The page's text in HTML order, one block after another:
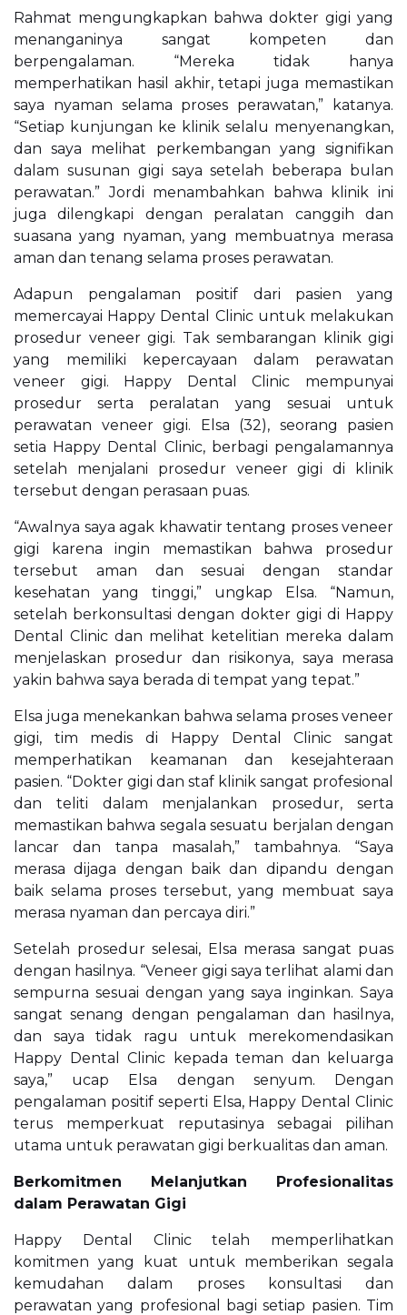
Rahmat mengungkapkan bahwa dokter gigi yang
menanganinya sangat kompeten dan
berpengalaman. “Mereka tidak hanya
memperhatikan hasil akhir, tetapi juga memastikan
saya nyaman selama proses perawatan,” katanya.
“Setiap kunjungan ke klinik selalu menyenangkan,
dan saya melihat perkembangan yang signifikan
dalam susunan gigi saya setelah beberapa bulan
perawatan.” Jordi menambahkan bahwa klinik ini
juga dilengkapi dengan peralatan canggih dan
suasana yang nyaman, yang membuatnya merasa
aman dan tenang selama proses perawatan.
Adapun pengalaman positif dari pasien yang
memercayai Happy Dental Clinic untuk melakukan
prosedur veneer gigi. Tak sembarangan klinik gigi
yang memiliki kepercayaan dalam perawatan
veneer gigi. Happy Dental Clinic mempunyai
prosedur serta peralatan yang sesuai untuk
perawatan veneer gigi. Elsa (32), seorang pasien
setia Happy Dental Clinic, berbagi pengalamannya
setelah menjalani prosedur veneer gigi di klinik
tersebut dengan perasaan puas.
“Awalnya saya agak khawatir tentang proses veneer
gigi karena ingin memastikan bahwa prosedur
tersebut aman dan sesuai dengan standar
kesehatan yang tinggi,” ungkap Elsa. “Namun,
setelah berkonsultasi dengan dokter gigi di Happy
Dental Clinic dan melihat ketelitian mereka dalam
menjelaskan prosedur dan risikonya, saya merasa
yakin bahwa saya berada di tempat yang tepat.”
Elsa juga menekankan bahwa selama proses veneer
gigi, tim medis di Happy Dental Clinic sangat
memperhatikan keamanan dan kesejahteraan
pasien. “Dokter gigi dan staf klinik sangat profesional
dan teliti dalam menjalankan prosedur, serta
memastikan bahwa segala sesuatu berjalan dengan
lancar dan tanpa masalah,” tambahnya. “Saya
merasa dijaga dengan baik dan dipandu dengan
baik selama proses tersebut, yang membuat saya
merasa nyaman dan percaya diri.”
Setelah prosedur selesai, Elsa merasa sangat puas
dengan hasilnya. “Veneer gigi saya terlihat alami dan
sempurna sesuai dengan yang saya inginkan. Saya
sangat senang dengan pengalaman dan hasilnya,
dan saya tidak ragu untuk merekomendasikan
Happy Dental Clinic kepada teman dan keluarga
saya,” ucap Elsa dengan senyum. Dengan
pengalaman positif seperti Elsa, Happy Dental Clinic
terus memperkuat reputasinya sebagai pilihan
utama untuk perawatan gigi berkualitas dan aman.
Berkomitmen Melanjutkan Profesionalitas
dalam Perawatan Gigi
Happy Dental Clinic telah memperlihatkan
komitmen yang kuat untuk memberikan segala
kemudahan dalam proses konsultasi dan
perawatan yang profesional bagi setiap pasien. Tim